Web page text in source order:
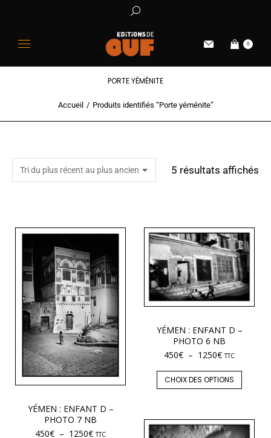
0
PORTE YÉMÉNITE
Vous êtes ici :
Accueil Produits identifiés “Porte yéménite”
5 résultats affichés
YÉMEN : ENFANT D –
PHOTO 7 NB
450€ – 1250€ TTC
YÉMEN : ENFANT D –
PHOTO 6 NB
450€ – 1250€ TTC
CHOIX DES OPTIONS